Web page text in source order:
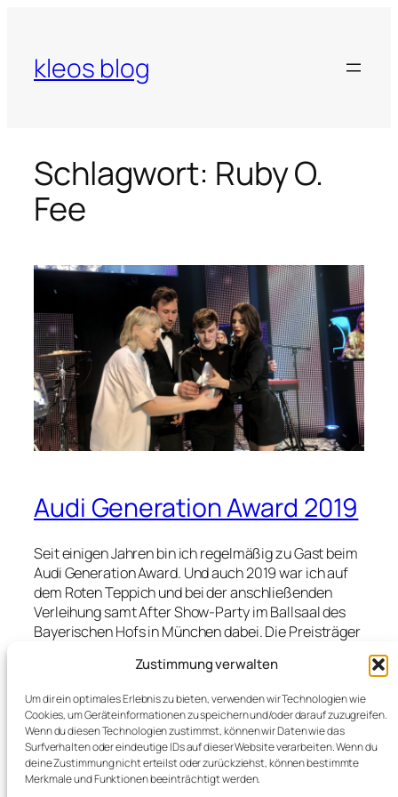
Zustimmung verwalten
Um dir ein optimales Erlebnis zu bieten, verwenden wir Technologien wie
Cookies, um Geräteinformationen zu speichern und/oder darauf zuzugreifen.
Wenn du diesen Technologien zustimmst, können wir Daten wie das
Surfverhalten oder eindeutige IDs auf dieser Website verarbeiten. Wenn du
deine Zustimmung nicht erteilst oder zurückziehst, können bestimmte
Merkmale und Funktionen beeinträchtigt werden.
springen
kleos blog
Schlagwort: Ruby O.
Fee
Audi Generation Award 2019
Seit einigen Jahren bin ich regelmäßig zu Gast beim
Audi Generation Award. Und auch 2019 war ich auf
dem Roten Teppich und bei der anschließenden
Verleihung samt After Show-Party im Ballsaal des
Bayerischen Hofs in München dabei. Die Preisträger
und so war ich heuer besonders gespannt, denn die
vier jungen Stars aus den Bereichen „Medien“,
„Musik“ und „Sport“ sagten mir zwar alle etwas,
doch gab es in den Jahren zuvor dann doch mehr
Vorfreude auf die Geehrten. Vorneweg,…